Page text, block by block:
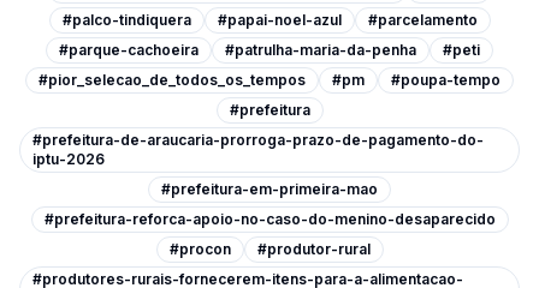
#palco-tindiquera
#papai-noel-azul
#parcelamento
#parque-cachoeira
#patrulha-maria-da-penha
#peti
#pior_selecao_de_todos_os_tempos
#pm
#poupa-tempo
#prefeitura
#prefeitura-de-araucaria-prorroga-prazo-de-pagamento-do-
iptu-2026
#prefeitura-em-primeira-mao
#prefeitura-reforca-apoio-no-caso-do-menino-desaparecido
#procon
#produtor-rural
#produtores-rurais-fornecerem-itens-para-a-alimentacao-